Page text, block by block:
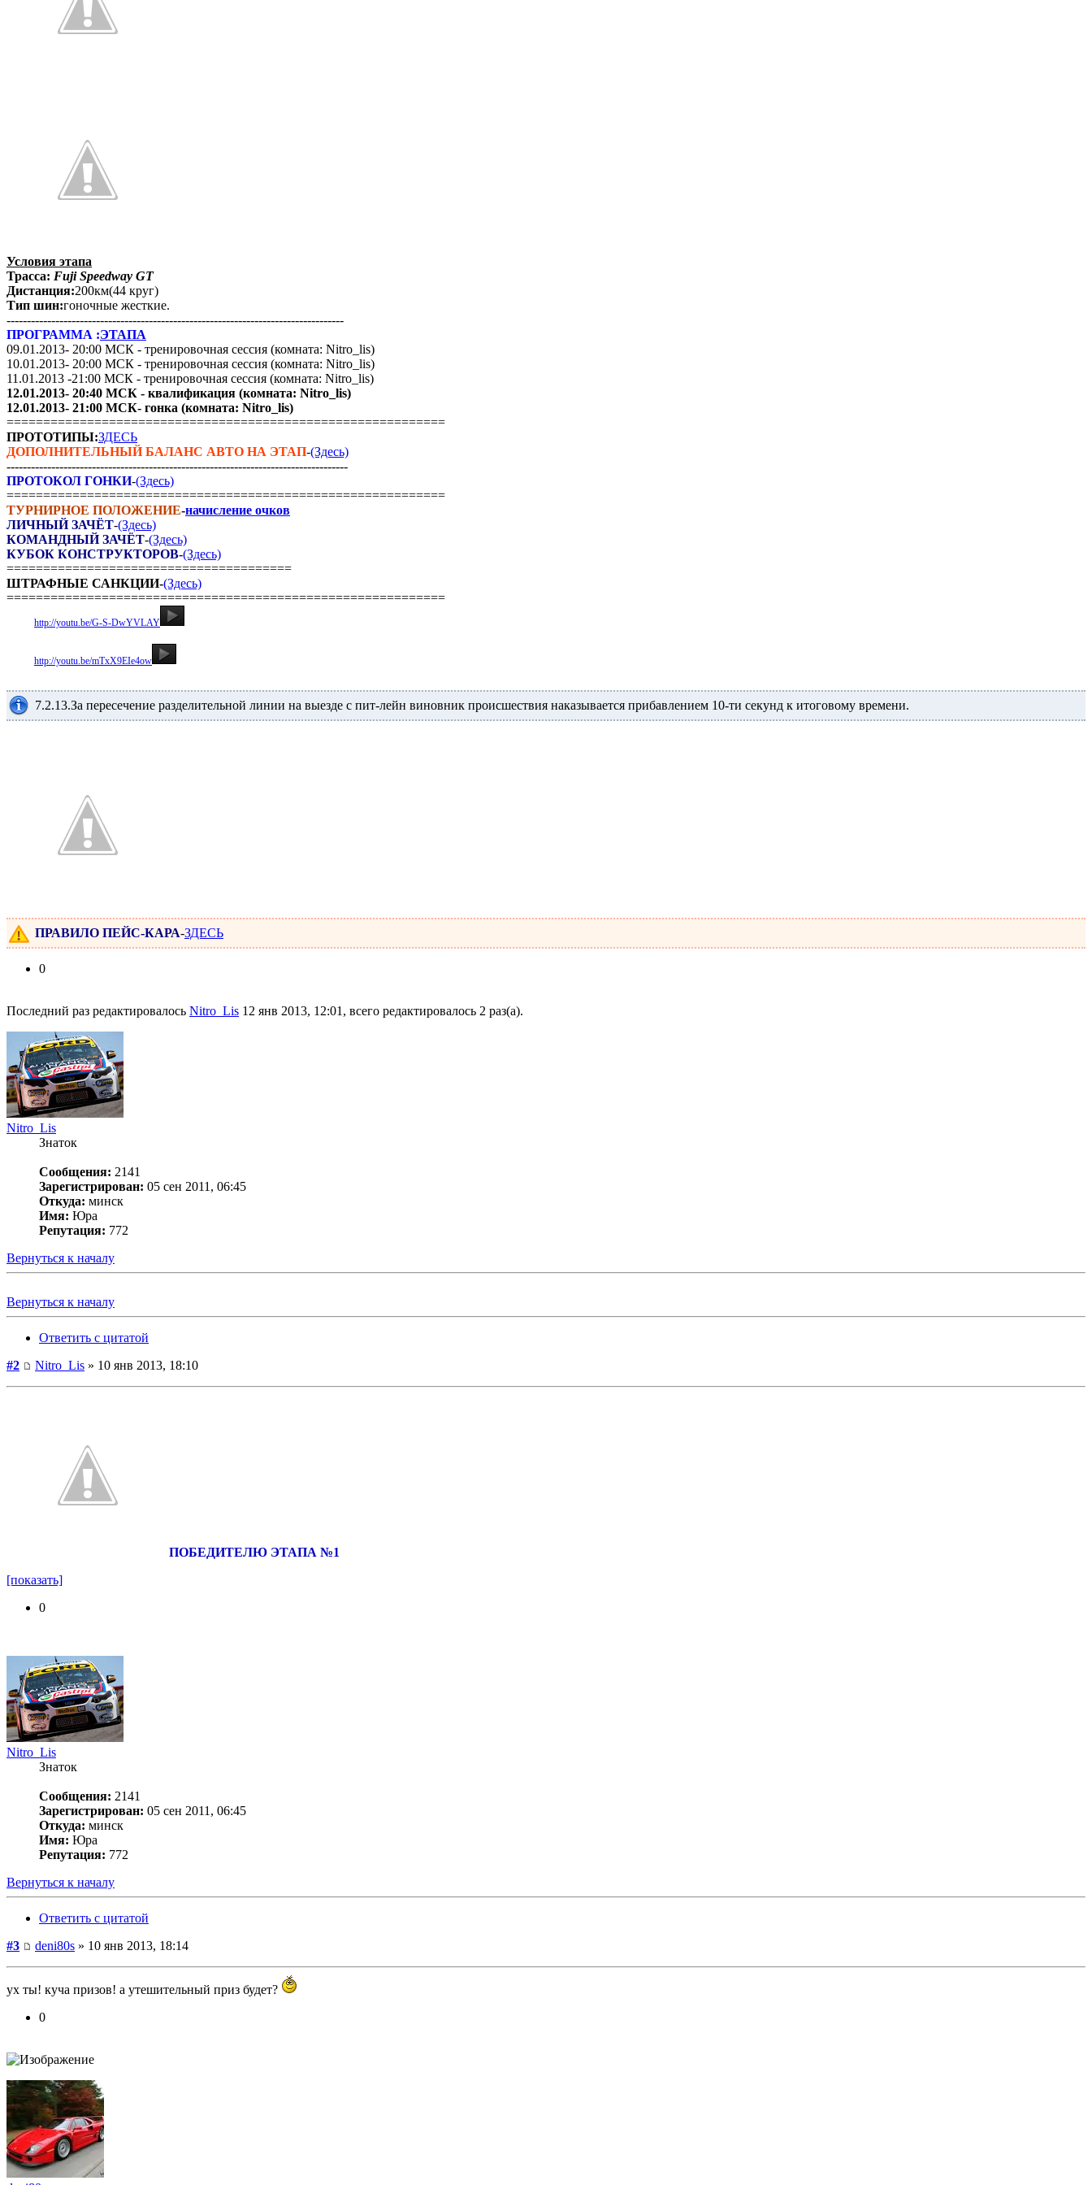
Условия этапа
Трасса: Fuji Speedway GT
Дистанция:200км(44 круг)
Тип шин:гоночные жесткие.
-----------------------------------------------------------------------------------
ПРОГРАММА :ЭТАПА
09.01.2013- 20:00 МСК - тренировочная сессия (комната: Nitro_lis)
10.01.2013- 20:00 МСК - тренировочная сессия (комната: Nitro_lis)
11.01.2013 -21:00 МСК - тренировочная сессия (комната: Nitro_lis)
12.01.2013- 20:40 МСК - квалификация (комната: Nitro_lis)
12.01.2013- 21:00 МСК- гонка (комната: Nitro_lis)
============================================================
ПРОТОТИПЫ:ЗДЕСЬ
ДОПОЛНИТЕЛЬНЫЙ БАЛАНС АВТО НА ЭТАП-(Здесь)
------------------------------------------------------------------------------------
ПРОТОКОЛ ГОНКИ-(Здесь)
============================================================
ТУРНИРНОЕ ПОЛОЖЕНИЕ-начисление очков
ЛИЧНЫЙ ЗАЧЁТ-(Здесь)
КОМАНДНЫЙ ЗАЧЁТ-(Здесь)
КУБОК КОНСТРУКТОРОВ-(Здесь)
=======================================
ШТРАФНЫЕ САНКЦИИ-(Здесь)
============================================================
http://youtu.be/G-S-DwYVLAY
http://youtu.be/mTxX9EIe4ow
7.2.13.За пересечение разделительной линии на выезде с пит-лейн виновник происшествия наказывается прибавлением 10-ти секунд к итоговому времени.
ПРАВИЛО ПЕЙС-КАРА-ЗДЕСЬ
0
Последний раз редактировалось Nitro_Lis 12 янв 2013, 12:01, всего редактировалось 2 раз(а).
Nitro_Lis
Знаток
Сообщения: 2141
Зарегистрирован: 05 сен 2011, 06:45
Откуда: минск
Имя: Юра
Репутация: 772
Вернуться к началу
Вернуться к началу
Ответить с цитатой
#2
Nitro_Lis » 10 янв 2013, 18:10
ПОБЕДИТЕЛЮ ЭТАПА №1
[показать]
0
Nitro_Lis
Знаток
Сообщения: 2141
Зарегистрирован: 05 сен 2011, 06:45
Откуда: минск
Имя: Юра
Репутация: 772
Вернуться к началу
Ответить с цитатой
#3
deni80s » 10 янв 2013, 18:14
ух ты! куча призов! а утешительный приз будет?
0